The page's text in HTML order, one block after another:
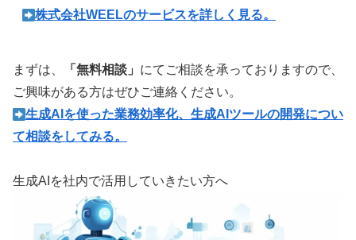
株式会社WEELのサービスを詳しく見る。
まずは、 「無料相談」 にてご相談を承っておりますので、
ご興味がある方はぜひご連絡ください。
︎生成AIを使った業務効率化、生成AIツールの開発につい
て相談をしてみる。
生成AIを社内で活用していきたい方へ